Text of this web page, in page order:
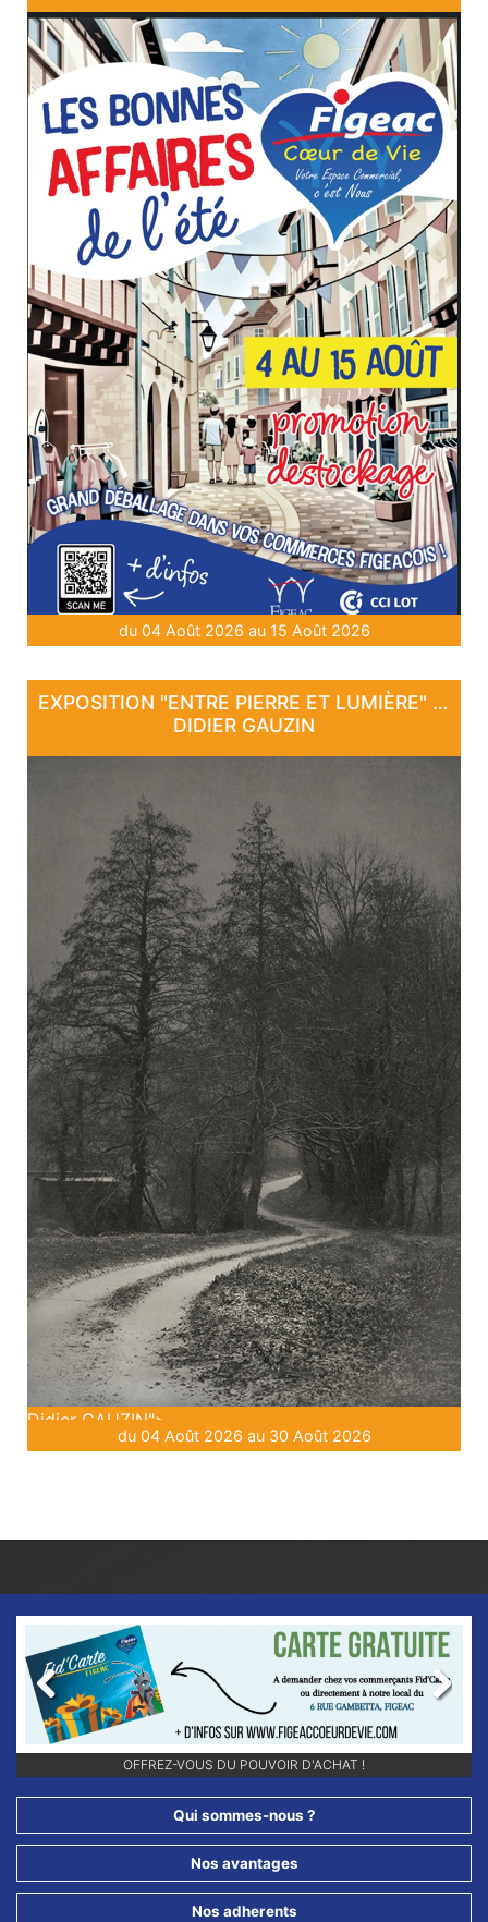
du 04 Août 2026 au 15 Août 2026
EXPOSITION "ENTRE PIERRE ET LUMIÈRE" - DE DAN COURTICE ET DE
DIDIER GAUZIN
Didier GAUZIN">
du 04 Août 2026 au 30 Août 2026
OFFREZ-VOUS DU POUVOIR D'ACHAT !
Previous
Qui sommes-nous ?
Nos avantages
Nos adherents